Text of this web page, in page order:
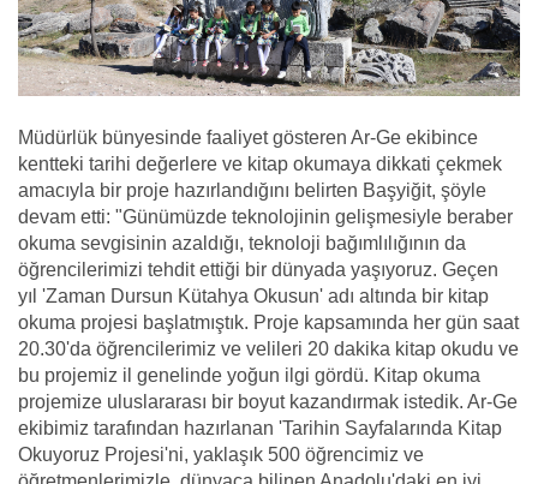
Müdürlük bünyesinde faaliyet gösteren Ar-Ge ekibince
kentteki tarihi değerlere ve kitap okumaya dikkati çekmek
amacıyla bir proje hazırlandığını belirten Başyiğit, şöyle
devam etti: "Günümüzde teknolojinin gelişmesiyle beraber
okuma sevgisinin azaldığı, teknoloji bağımlılığının da
öğrencilerimizi tehdit ettiği bir dünyada yaşıyoruz. Geçen
yıl 'Zaman Dursun Kütahya Okusun' adı altında bir kitap
okuma projesi başlatmıştık. Proje kapsamında her gün saat
20.30'da öğrencilerimiz ve velileri 20 dakika kitap okudu ve
bu projemiz il genelinde yoğun ilgi gördü. Kitap okuma
projemize uluslararası bir boyut kazandırmak istedik. Ar-Ge
ekibimiz tarafından hazırlanan 'Tarihin Sayfalarında Kitap
Okuyoruz Projesi'ni, yaklaşık 500 öğrencimiz ve